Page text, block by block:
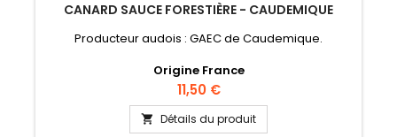
CANARD SAUCE FORESTIÈRE - CAUDEMIQUE
Producteur audois : GAEC de Caudemique.
Origine France
Prix
11,50 €
 Détails du produit